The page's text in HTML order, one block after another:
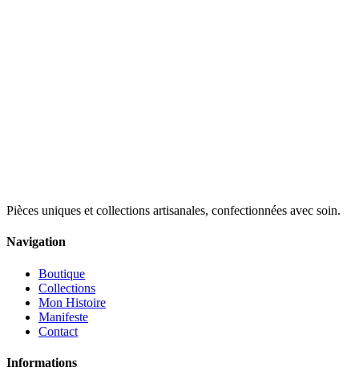
Pièces uniques et collections artisanales, confectionnées avec soin.
Navigation
Boutique
Collections
Mon Histoire
Manifeste
Contact
Informations